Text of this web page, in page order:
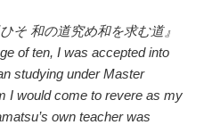
そ 和の道究め和を求む道』
of ten, I was accepted into
studying under Master
I would come to revere as my
own teacher was